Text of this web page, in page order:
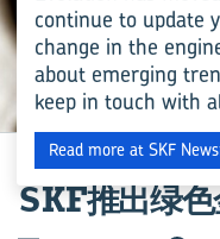
新闻
SKF推出绿
continue to update
change in the
about emerging
keep in touch with
Read more at SKF